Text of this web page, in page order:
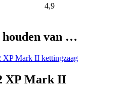
4,9
houden van …
XP Mark II